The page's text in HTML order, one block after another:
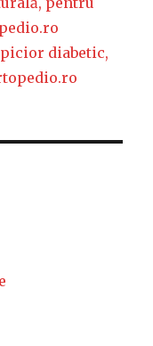
diabetic,